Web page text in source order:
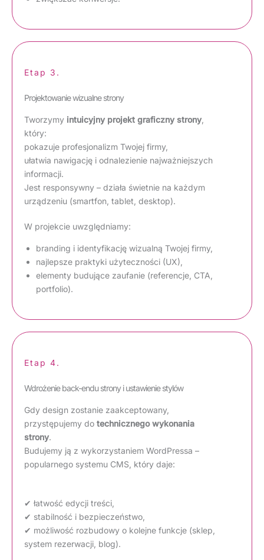
Etap 3.
Projektowanie wizualne strony
Tworzymy intuicyjny projekt graficzny strony
który:
pokazuje profesjonalizm Twojej firmy,
ułatwia nawigację i odnalezienie najważniejszych
informacji.
Jest responsywny – działa świetnie na każdym
urządzeniu (smartfon, tablet, desktop).
W projekcie uwzględniamy:
branding i identyfikację wizualną Twojej firmy,
najlepsze praktyki użyteczności (UX),
elementy budujące zaufanie (referencje, CTA,
portfolio).
Etap 4.
Wdrożenie back-endu strony i ustawienie stylów
Gdy design zostanie zaakceptowany,
przystępujemy do technicznego wykonania
strony.
Budujemy ją z wykorzystaniem WordPressa –
popularnego systemu CMS, który daje:
✔ łatwość edycji treści,
✔ stabilność i bezpieczeństwo,
✔ możliwość rozbudowy o kolejne funkcje (sklep,
system rezerwacji, blog).